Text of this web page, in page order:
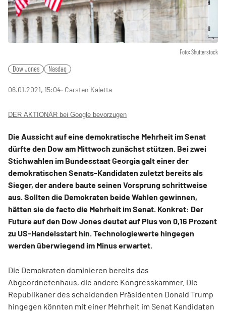
Foto: Shutterstock
Dow Jones Nasdaq
06.01.2021, 15:04‧ Carsten Kaletta
DER AKTIONÄR bei Google bevorzugen
Die Aussicht auf eine demokratische Mehrheit im Senat
dürfte den Dow am Mittwoch zunächst stützen. Bei zwei
Stichwahlen im Bundesstaat Georgia galt einer der
demokratischen Senats-Kandidaten zuletzt bereits als
Sieger, der andere baute seinen Vorsprung schrittweise
aus. Sollten die Demokraten beide Wahlen gewinnen,
hätten sie de facto die Mehrheit im Senat. Konkret: Der
Future auf den Dow Jones deutet auf Plus von 0,16 Prozent
zu US-Handelsstart hin. Technologiewerte hingegen
werden überwiegend im Minus erwartet.
Die Demokraten dominieren bereits das
Abgeordnetenhaus, die andere Kongresskammer. Die
Republikaner des scheidenden Präsidenten Donald Trump
hingegen könnten mit einer Mehrheit im Senat Kandidaten